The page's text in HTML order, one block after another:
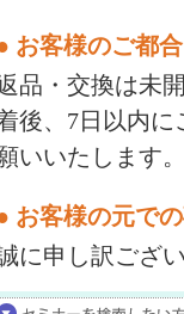
お客様のご都
品・交換は未
後、7日以内
いいたします
お客様の元で
に申し訳ござ